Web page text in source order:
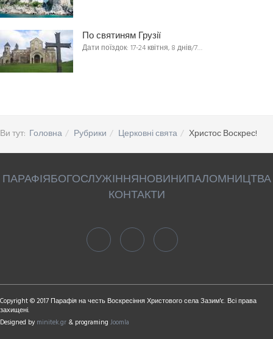
По святиням Грузії
Дати поїздок: 17-24 квітня, 8 днів/7…
Ви тут: Головна Рубрики Церковні свята Христос Воскрес!
ПАРАФІЯБОГОСЛУЖІННЯНОВИНИПАЛОМНИЦТВА
КОНТАКТИ
Copyright © 2017 Парафія на честь Воскресіння Христового села Зазим'є. Всі права
захищені.
Designed by minitek.gr & programing Joomla